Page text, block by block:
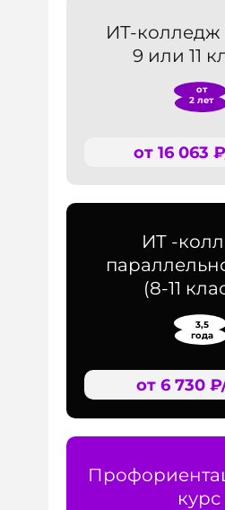
ИТ-колледж
9 или 11
от
2 лет
ИТ -
(8-11
от 6 730
3,5
года
курс
от 16 063